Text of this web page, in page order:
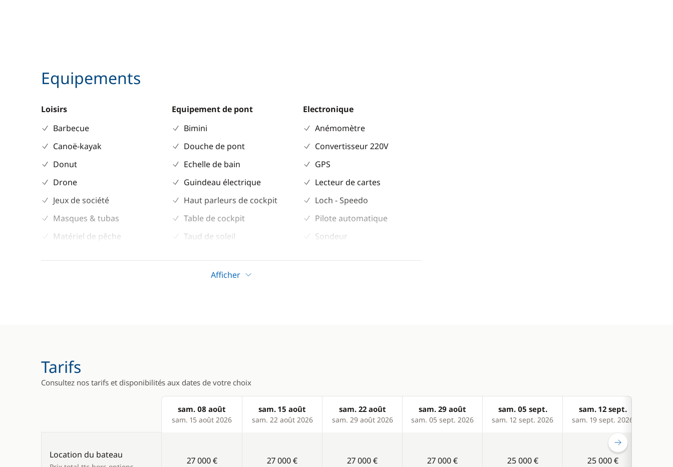
Equipements
Loisirs
Barbecue
Canoë-kayak
Donut
Drone
Jeux de société
Masques & tubas
Matériel de pêche
Equipement de pont
Bimini
Douche de pont
Echelle de bain
Guindeau électrique
Haut parleurs de cockpit
Table de cockpit
Taud de soleil
Electronique
Anémomètre
Convertisseur 220V
GPS
Lecteur de cartes
Loch - Speedo
Pilote automatique
Sondeur
Divers
Cuisine
Congélateur
Cuisinière
Climatisation
Dessalinisateur
Afficher
Tarifs
Consultez nos tarifs et disponibilités aux dates de votre choix
Products
sam. 08 août
sam. 15 août 2026
sam. 15 août
sam. 22 août 2026
sam. 22 août
sam. 29 août 2026
sam. 29 août
sam. 05 sept. 2026
sam. 05 sept.
sam. 12 sept. 2026
sam. 12 sept.
sam. 19 sept. 2026
Location du bateau
27 000 € 27 000 € 27 000 € 27 000 € 25 000 € 25 000 €